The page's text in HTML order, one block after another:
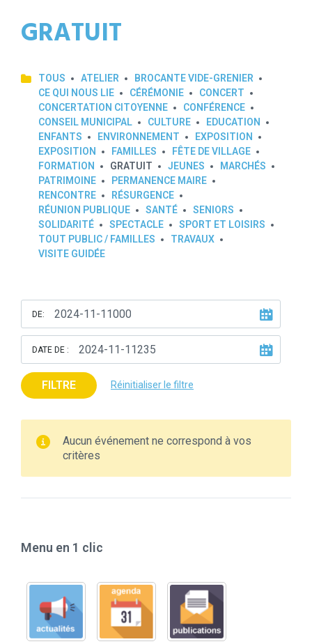
GRATUIT
TOUS ATELIER
BROCANTE VIDE-GRENIER
CE QUI NOUS LIE
CÉRÉMONIE
CONCERT
CONCERTATION CITOYENNE
CONFÉRENCE
CONSEIL MUNICIPAL
CULTURE
EDUCATION
ENFANTS
ENVIRONNEMENT
EXPOSITION
EXPOSITION
FAMILLES
FÊTE DE VILLAGE
FORMATION
GRATUIT JEUNES
MARCHÉS
PATRIMOINE
PERMANENCE MAIRE
RENCONTRE
RÉSURGENCE
RÉUNION PUBLIQUE
SANTÉ
SENIORS
SOLIDARITÉ
SPECTACLE
SPORT ET LOISIRS
TOUT PUBLIC / FAMILLES
TRAVAUX
VISITE GUIDÉE
DE:
DATE DE :
FILTRE Réinitialiser le filtre
Aucun événement ne correspond à vos
critères
Menu en 1 clic